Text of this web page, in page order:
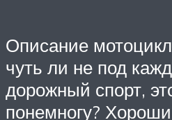
Описание
чуть ли не под
дорожный спорт,
понемногу?